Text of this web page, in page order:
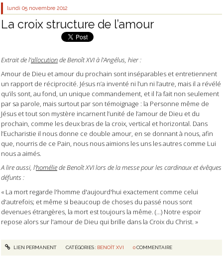
lundi 05 novembre 2012
La croix structure de l’amour
Extrait de l’allocutionde Benoît XVI à l’Angélus, hier :
Amour de Dieu et amour du prochain sont inséparables et entretiennent
un rapport de réciprocité. Jésus n’a inventé ni l’un ni l’autre, mais il a révélé
qu’ils sont, au fond, un unique commandement, et il l’a fait non seulement
par sa parole, mais surtout par son témoignage : la Personne même de
Jésus et tout son mystère incarnent l’unité de l’amour de Dieu et du
prochain, comme les deux bras de la croix, vertical et horizontal. Dans
l’Eucharistie il nous donne ce double amour, en se donnant à nous, afin
que, nourris de ce Pain, nous nous aimions les uns les autres comme Lui
nous a aimés.
A lire aussi, l’homéliede Benoît XVI lors de la messe pour les cardinaux et évêques
défunts :
« La mort regarde l'homme d'aujourd'hui exactement comme celui
d'autrefois; et même si beaucoup de choses du passé nous sont
devenues étrangères, la mort est toujours la même. (…) Notre espoir
repose alors sur l'amour de Dieu qui brille dans la Croix du Christ. »
LIEN PERMANENT CATÉGORIES : BENOÎT XVI 0COMMENTAIRE